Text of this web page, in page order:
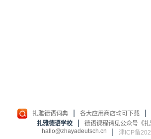
扎雅德语词典 各大应用商店均可下载
扎雅德语学校 德语课程请见公众号《扎
hallo@zhayadeutsch.cn 津ICP备